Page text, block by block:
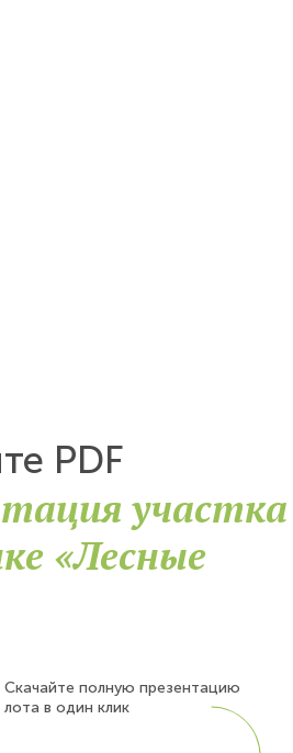
PDF
участка
«Лесные
Скачайте полную презентацию
лота в один клик